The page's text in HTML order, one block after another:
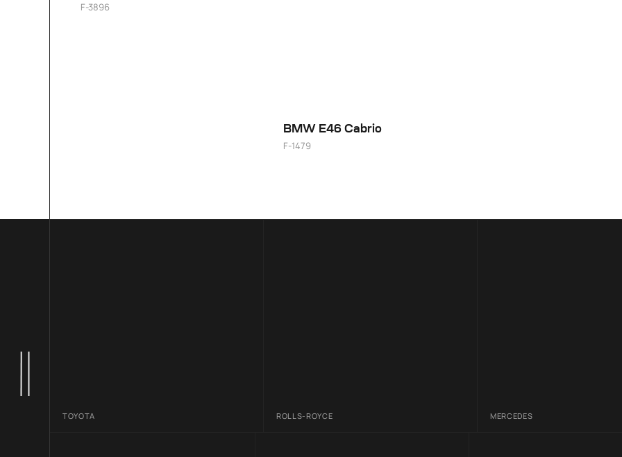
F-3896
BMW E46 Cabrio
F-1479
TOYOTA ROLLS-ROYCE MERCEDES